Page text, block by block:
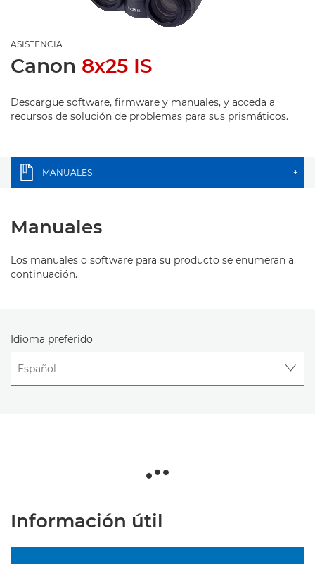
ASISTENCIA
Canon 8x25 IS
Descargue software, firmware y manuales, y acceda a
recursos de solución de problemas para sus prismáticos.
MANUALES +
Manuales
Los manuales o software para su producto se enumeran a
continuación.
Idioma preferido
Información útil